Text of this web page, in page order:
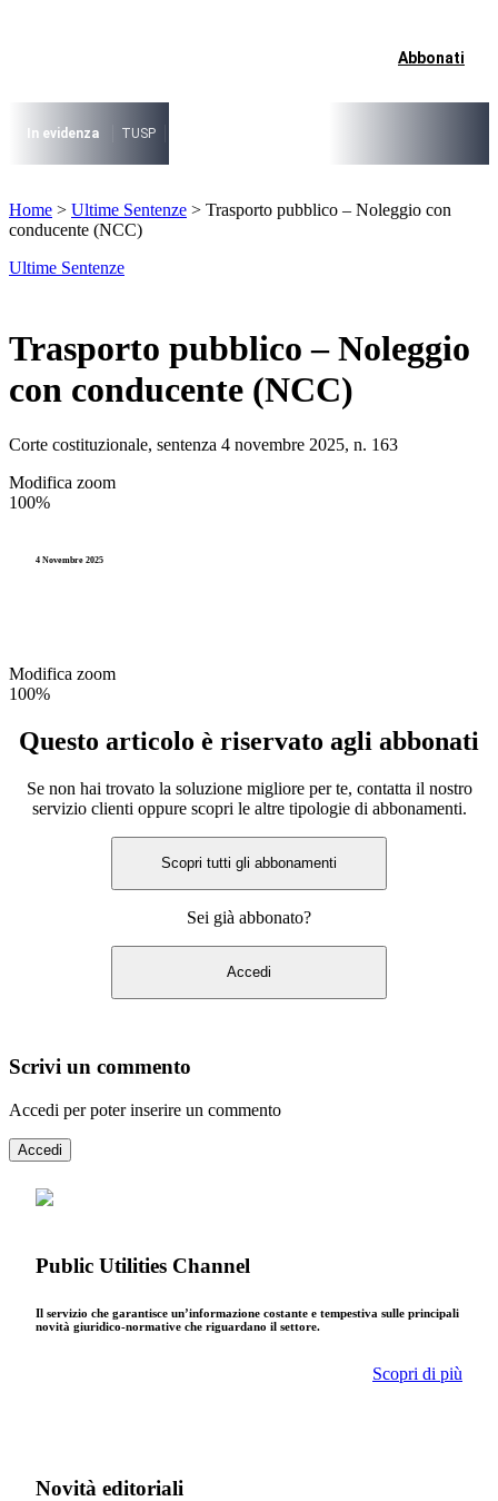
I più cercati
Lorem ipsum dolor sit amet consectetur
Lorem ipsum dolor sit amet consectetur
Abbonati
In evidenza TUSP
Lorem ipsum dolor sit amet consectetur
Home > Ultime Sentenze > Trasporto pubblico – Noleggio con
conducente (NCC)
Ultime Sentenze
Trasporto pubblico – Noleggio
con conducente (NCC)
Corte costituzionale, sentenza 4 novembre 2025, n. 163
Modifica zoom
100%
4 Novembre 2025
Modifica zoom
100%
Questo articolo è riservato agli abbonati
Se non hai trovato la soluzione migliore per te, contatta il nostro
servizio clienti oppure scopri le altre tipologie di abbonamenti.
Scopri tutti gli abbonamenti
Sei già abbonato?
Accedi
Scrivi un commento
Accedi per poter inserire un commento
Accedi
Public Utilities Channel
Il servizio che garantisce un’informazione costante e tempestiva sulle principali
novità giuridico-normative che riguardano il settore.
Scopri di più
Novità editoriali